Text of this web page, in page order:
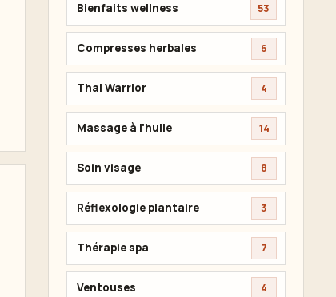
Bienfaits wellness 53
Compresses herbales 6
Thai Warrior 4
Massage à l'huile 14
Soin visage 8
Réflexologie plantaire 3
Thérapie spa 7
Ventouses 4